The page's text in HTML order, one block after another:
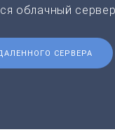
облачный
СЕРВЕРА